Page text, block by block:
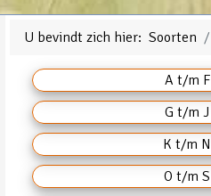
U bevindt zich hier:Soorten
A t/m F
G t/m J
K t/m N
O t/m S